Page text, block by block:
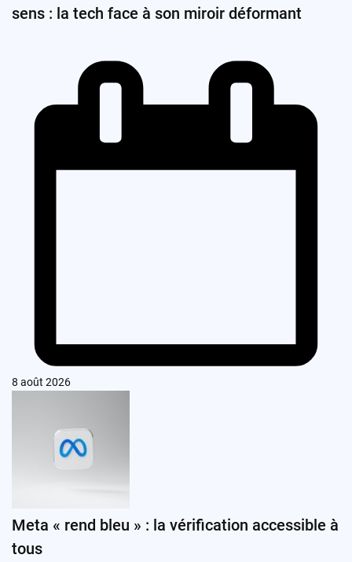
sens : la tech face à son miroir déformant
8 août 2026
Meta « rend bleu » : la vérification accessible à
tous